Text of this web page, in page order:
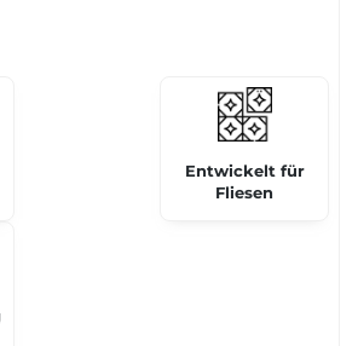
Entwickelt für
Fliesen